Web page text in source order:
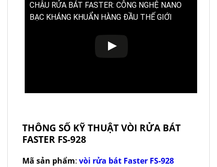
CHẬU RỬA BÁT FASTER: CÔNG NGHỆ NANO
BẠC KHÁNG KHUẨN HÀNG ĐẦU THẾ GIỚI
THÔNG SỐ KỸ THUẬT VÒI RỬA BÁT
FASTER FS-928
Mã sản phẩm: vòi rửa bát Faster FS-928